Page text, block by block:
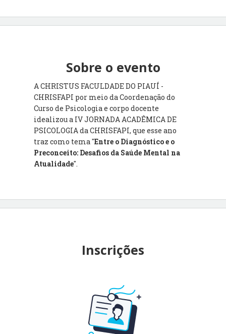
Sobre o evento
A CHRISTUS FACULDADE DO PIAUÍ -
CHRISFAPI por meio da Coordenação do
Curso de Psicologia e corpo docente
idealizou a IV JORNADA ACADÊMICA DE
PSICOLOGIA da CHRISFAPI, que esse ano
traz como tema "Entre o Diagnóstico e o
Preconceito: Desafios da Saúde Mental na
Atualidade".
Inscrições